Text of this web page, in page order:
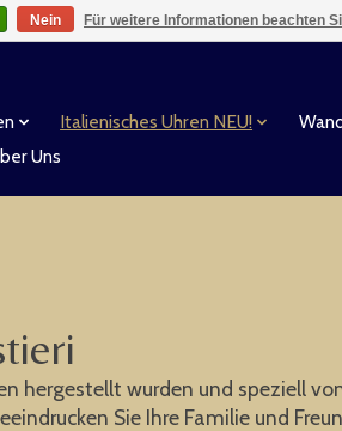
Italienisches Uhren NEU!
Uns
hergestellt wurden und speziell
Sie Ihre Familie und
Nein Für weitere Informationen beachten